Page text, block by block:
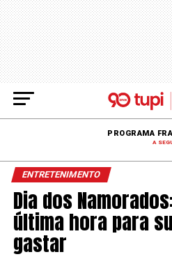
PROGRAMA
A
ENTRETENIMENTO
Dia dos
última hora para
gastar